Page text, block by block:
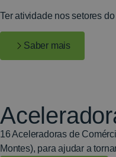
Ter atividade nos setores
Saber mais
16 Aceleradoras de
Montes), para ajudar a